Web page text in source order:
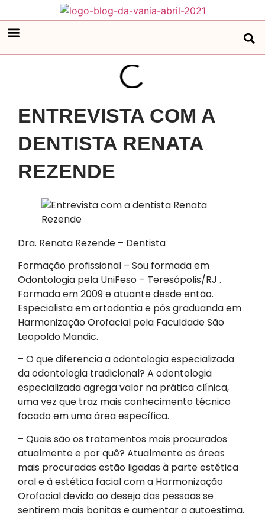
ENTREVISTA COM A
DENTISTA RENATA
REZENDE
Dra. Renata Rezende – Dentista
Formação profissional – Sou formada em
Odontologia pela UniFeso – Teresópolis/RJ .
Formada em 2009 e atuante desde então.
Especialista em ortodontia e pós graduanda em
Harmonização Orofacial pela Faculdade São
Leopoldo Mandic.
– O que diferencia a odontologia especializada
da odontologia tradicional? A odontologia
especializada agrega valor na prática clínica,
uma vez que traz mais conhecimento técnico
focado em uma área específica.
– Quais são os tratamentos mais procurados
atualmente e por quê? Atualmente as áreas
mais procuradas estão ligadas à parte estética
oral e à estética facial com a Harmonização
Orofacial devido ao desejo das pessoas se
sentirem mais bonitas e aumentar a autoestima.